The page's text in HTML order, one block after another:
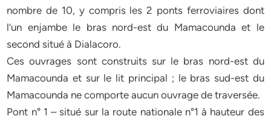
nombre de 10, y compris les 2 ponts ferroviaires dont
l’un enjambe le bras nord-est du Mamacounda et le
second situé à Dialacoro.
Ces ouvrages sont construits sur le bras nord-est du
Mamacounda et sur le lit principal ; le bras sud-est du
Mamacounda ne comporte aucun ouvrage de traversée.
Pont n° 1 – situé sur la route nationale n°1 à hauteur des